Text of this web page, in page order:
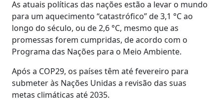
As atuais políticas das nações estão a levar o mundo
para um aquecimento “catastrófico” de 3,1 °C ao
longo do século, ou de 2,6 °C, mesmo que as
promessas forem cumpridas, de acordo com o
Programa das Nações para o Meio Ambiente.
Após a COP29, os países têm até fevereiro para
submeter às Nações Unidas a revisão das suas
metas climáticas até 2035.